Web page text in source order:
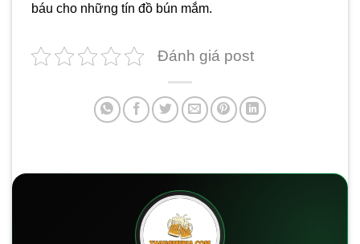
báu cho những tín đồ bún mắm.
Đánh giá post